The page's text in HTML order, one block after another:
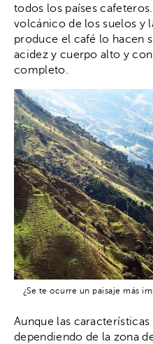
todos los países
volcánico de los suelos y
produce el café lo hacen
acidez y cuerpo alto y
completo.
¿Se te ocurre un paisaje más
Aunque las
dependiendo de la zona